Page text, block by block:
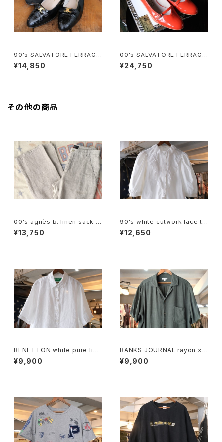
90's SALVATORE FERRAGA
MO black enamel buckle P
umps
¥14,850
00's SALVATORE FERRAGA
MO "Audrey" orange enam
el flat Shoes
¥24,750
その他の商品
00's agnès b. linen sack st
raight leg Pants
¥13,750
90's white cutwork lace tri
mmed cotton Blouse
¥12,650
BENETTON white pure line
n S/S Shirt
¥9,900
BANKS JOURNAL rayon ×li
nen open-collar Shirt
¥9,900